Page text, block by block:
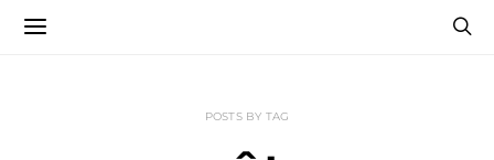
POSTS BY TAG